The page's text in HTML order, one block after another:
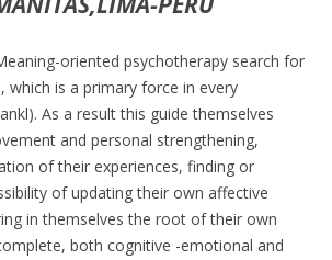
oriented psychotherapy search for
which is a primary force in every
As a result this guide themselves
and personal strengthening,
of their experiences, finding or
of updating their own affective
in themselves the root of their own
both cognitive -emotional and